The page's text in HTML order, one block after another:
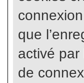
que
activé
de